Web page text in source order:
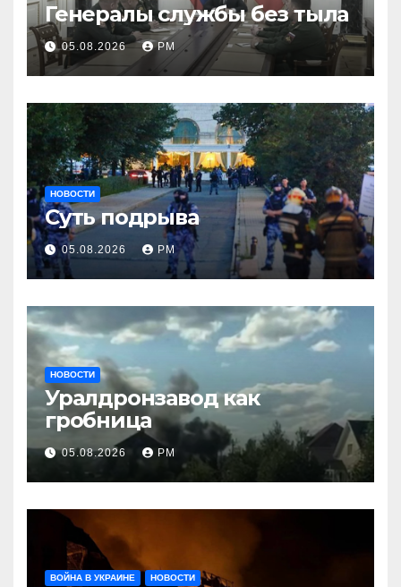
Генералы службы без тыла
05.08.2026 РМ
НОВОСТИ
Суть подрыва
05.08.2026 РМ
НОВОСТИ
Уралдронзавод как
гробница
05.08.2026 РМ
ВОЙНА В УКРАИНЕ НОВОСТИ